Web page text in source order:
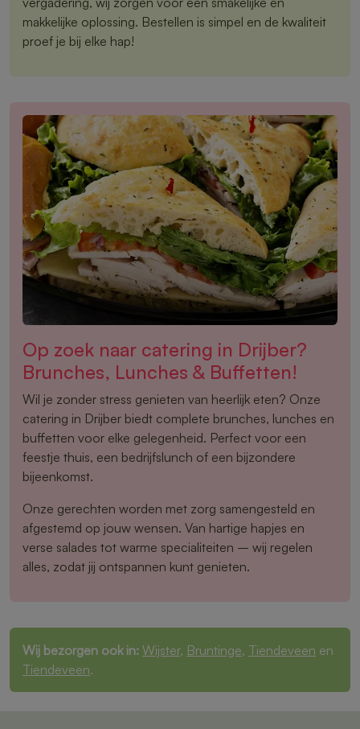
makkelijke oplossing. Bestellen is simpel en de kwaliteit
proef je bij elke hap!
Op zoek naar catering in Drijber?
Brunches, Lunches & Buffetten!
Wil je zonder stress genieten van heerlijk eten? Onze
catering in Drijber biedt complete brunches, lunches en
buffetten voor elke gelegenheid. Perfect voor een
feestje thuis, een bedrijfslunch of een bijzondere
bijeenkomst.
Onze gerechten worden met zorg samengesteld en
afgestemd op jouw wensen. Van hartige hapjes en
verse salades tot warme specialiteiten – wij regelen
alles, zodat jij ontspannen kunt genieten.
Wij bezorgen ook in: Wijster, Bruntinge, Tiendeveen en
Tiendeveen.